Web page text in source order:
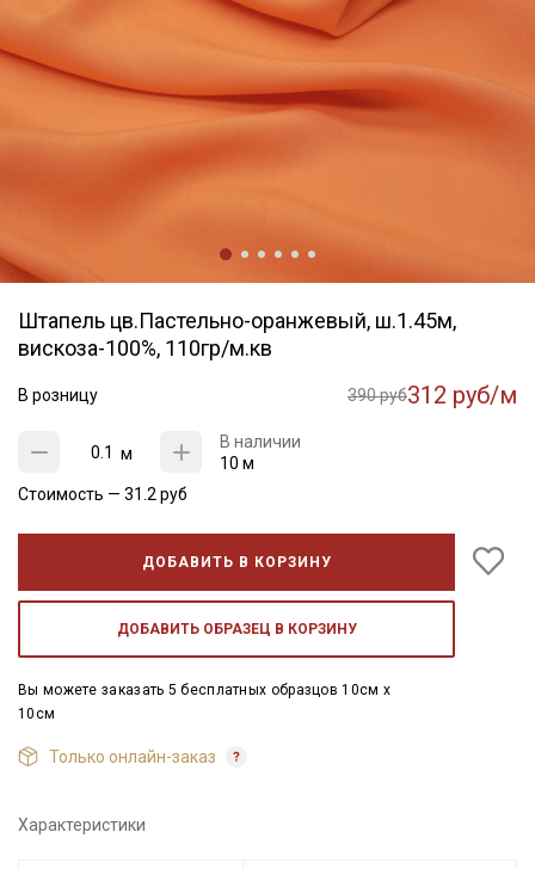
Штапель цв.Пастельно-оранжевый, ш.1.45м,
вискоза-100%, 110гр/м.кв
В розницу 390 руб312 руб/м
м
В наличии
10 м
Стоимость — 31.2 руб
ДОБАВИТЬ В КОРЗИНУ
ДОБАВИТЬ ОБРАЗЕЦ В КОРЗИНУ
Вы можете заказать 5 бесплатных образцов 10см x
10см
Только онлайн-заказ
Характеристики